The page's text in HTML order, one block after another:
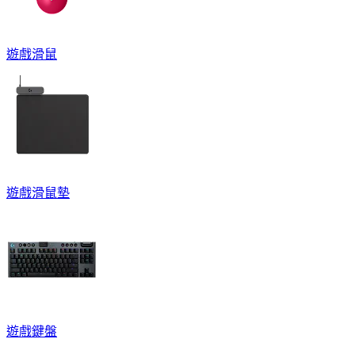
遊戲滑鼠
遊戲滑鼠墊
遊戲鍵盤